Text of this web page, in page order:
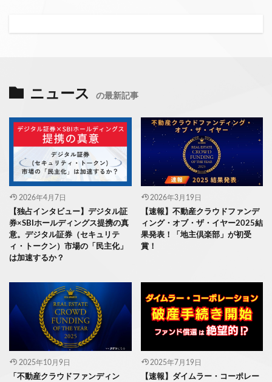
ニュース の最新記事
2026年4月7日
【独占インタビュー】デジタル証
券×SBIホールディングス提携の真
意。デジタル証券（セキュリテ
ィ・トークン）市場の「民主化」
は加速するか？
2026年3月19日
【速報】不動産クラウドファンデ
ィング・オブ・ザ・イヤー2025結
果発表！「地主倶楽部」が初受
賞！
2025年10月9日
「不動産クラウドファンディン
2025年7月19日
【速報】ダイムラー・コーポレー